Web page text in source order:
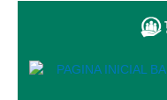
Carta de
Cartilhas
Cadastro de